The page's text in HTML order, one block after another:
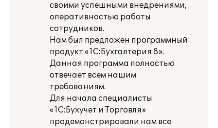
своими успешными внедрениями,
оперативностью работы
сотрудников.
Нам был предложен программный
продукт «1С:Бухгалтерия 8».
Данная программа полностью
отвечает всем нашим
требованиям.
Для начала специалисты
«1С:Бухучет и Торговля»
продемонстрировали нам все